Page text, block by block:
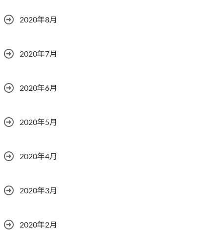
2020年8月
2020年7月
2020年6月
2020年5月
2020年4月
2020年3月
2020年2月